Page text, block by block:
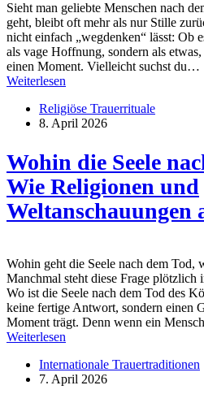
Sieht man geliebte Menschen nach
geht, bleibt oft mehr als nur Stille
nicht einfach „wegdenken“ lässt: Ob
als vage Hoffnung, sondern als
einen Moment. Vielleicht suchst du…
Weiterlesen
Religiöse Trauerrituale
8. April 2026
Wohin die Seele
Wie Religionen und
Weltanschauungen
Wohin geht die Seele nach dem Tod,
Manchmal steht diese Frage plötzlich
Wo ist die Seele nach dem Tod des
keine fertige Antwort, sondern einen
Moment trägt. Denn wenn ein
Weiterlesen
Internationale Trauertraditionen
7. April 2026